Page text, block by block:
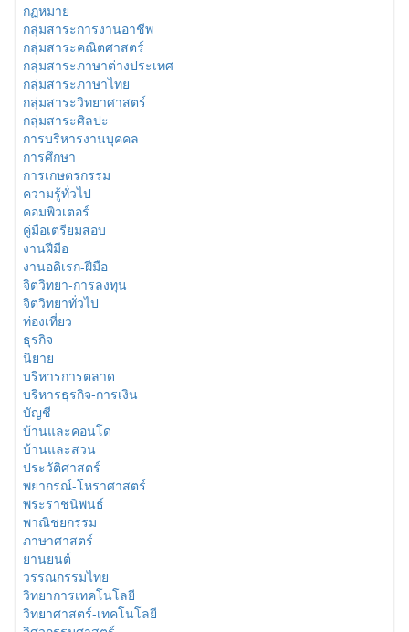
กฏหมาย
กลุ่มสาระการงานอาชีพ
กลุ่มสาระคณิตศาสตร์
กลุ่มสาระภาษาต่างประเทศ
กลุ่มสาระภาษาไทย
กลุ่มสาระวิทยาศาสตร์
กลุ่มสาระศิลปะ
การบริหารงานบุคคล
การศึกษา
การเกษตรกรรม
ความรู้ทั่วไป
คอมพิวเตอร์
คู่มือเตรียมสอบ
งานฝีมือ
งานอดิเรก-ฝีมือ
จิตวิทยา-การลงทุน
จิตวิทยาทั่วไป
ท่องเที่ยว
ธุรกิจ
นิยาย
บริหารการตลาด
บริหารธุรกิจ-การเงิน
บัญชี
บ้านและคอนโด
บ้านและสวน
ประวัติศาสตร์
พยากรณ์-โหราศาสตร์
พระราชนิพนธ์
พาณิชยกรรม
ภาษาศาสตร์
ยานยนต์
วรรณกรรมไทย
วิทยาการเทคโนโลยี
วิทยาศาสตร์-เทคโนโลยี